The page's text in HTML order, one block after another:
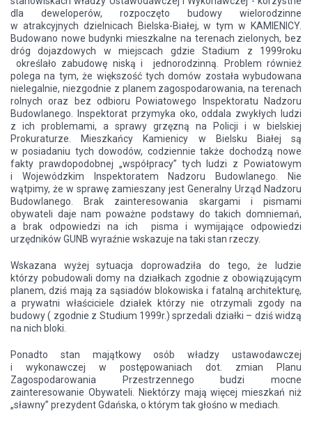
dla deweloperów, rozpoczęto budowy wielorodzinne
w atrakcyjnych dzielnicach Bielska-Białej, w tym w KAMIENICY.
Budowano nowe budynki mieszkalne na terenach zielonych, bez
dróg dojazdowych w miejscach gdzie Stadium z 1999roku
określało zabudowę niską i jednorodzinną. Problem również
polega na tym, że większość tych domów została wybudowana
nielegalnie, niezgodnie z planem zagospodarowania, na terenach
rolnych oraz bez odbioru Powiatowego Inspektoratu Nadzoru
Budowlanego. Inspektorat przymyka oko, oddala zwykłych ludzi
z ich problemami, a sprawy grzęzną na Policji i w bielskiej
Prokuraturze. Mieszkańcy Kamienicy w Bielsku Białej są
w posiadaniu tych dowodów, codziennie także dochodzą nowe
fakty prawdopodobnej „współpracy” tych ludzi z Powiatowym
i Wojewódzkim Inspektoratem Nadzoru Budowlanego. Nie
wątpimy, że w sprawę zamieszany jest Generalny Urząd Nadzoru
Budowlanego. Brak zainteresowania skargami i pismami
obywateli daje nam poważne podstawy do takich domniemań,
a brak odpowiedzi na ich pisma i wymijające odpowiedzi
urzędników GUNB wyraźnie wskazuje na taki stan rzeczy.
Wskazana wyżej sytuacja doprowadziła do tego, że ludzie
którzy pobudowali domy na działkach zgodnie z obowiązującym
planem, dziś mają za sąsiadów blokowiska i fatalną architekturę,
a prywatni właściciele działek którzy nie otrzymali zgody na
budowy ( zgodnie z Studium 1999r.) sprzedali działki – dziś widzą
na nich bloki.
Ponadto stan majątkowy osób władzy ustawodawczej
i wykonawczej w postępowaniach dot. zmian Planu
Zagospodarowania Przestrzennego budzi mocne
zainteresowanie Obywateli. Niektórzy mają więcej mieszkań niż
„sławny” prezydent Gdańska, o którym tak głośno w mediach.